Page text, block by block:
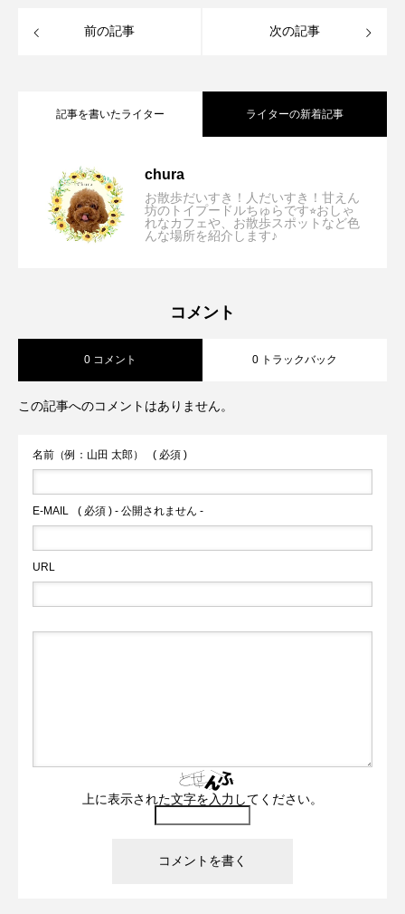
前の記事 次の記事
記事を書いたライター ライターの新着記事
chura
お散歩だいすき！人だいすき！甘えん
坊のトイプードルちゅらです⭐︎おしゃ
れなカフェや、お散歩スポットなど色
んな場所を紹介します♪
2026.08.08 【兵庫/市川町】いろり勢賀の郷「愛犬と
古民家で味わう絶品炭火焼きランチが最
2026.07.31 【大阪/箕面】B stand ＋「店内ペット可⭐︎
の西海岸風オシャレカフェ」
Coffee「初夏を感じるオシャレなスイー
コメント
0 コメント 0 トラックバック
この記事へのコメントはありません。
名前（例：山田 太郎） ( 必須 )
E-MAIL ( 必須 ) - 公開されません -
URL
上に表示された文字を入力してください。